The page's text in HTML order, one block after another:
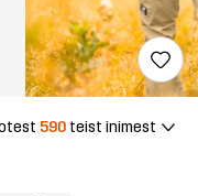
590 teist inimest